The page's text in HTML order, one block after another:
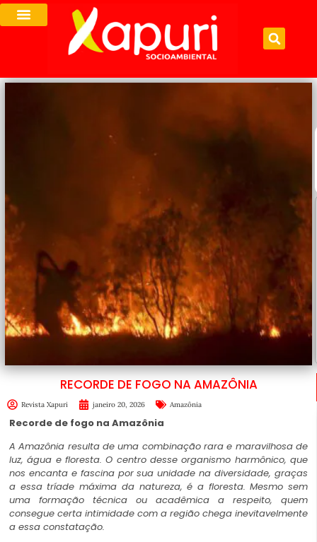
RECORDE DE FOGO NA AMAZÔNIA
Revista Xapuri janeiro 20, 2026 Amazônia
Recorde de fogo na Amazônia
A Amazônia resulta de uma combinação rara e maravilhosa de
luz, água e floresta. O centro desse organismo harmônico, que
nos encanta e fascina por sua unidade na diversidade, graças
a essa tríade máxima da natureza, é a floresta. Mesmo sem
uma formação técnica ou acadêmica a respeito, quem
consegue certa intimidade com a região chega inevitavelmente
a essa constatação.